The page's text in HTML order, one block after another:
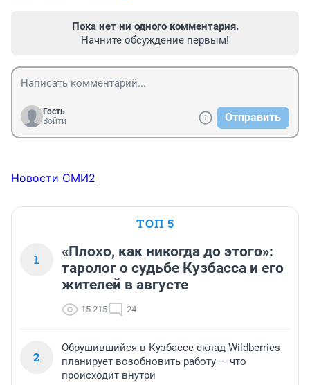
Пока нет ни одного комментария.
Начните обсуждение первым!
Гость
Войти
Отправить
Новости СМИ2
ТОП 5
1
«Плохо, как никогда до этого»:
таролог о судьбе Кузбасса и его
жителей в августе
15 215 24
2
Обрушившийся в Кузбассе склад Wildberries
планирует возобновить работу — что
происходит внутри